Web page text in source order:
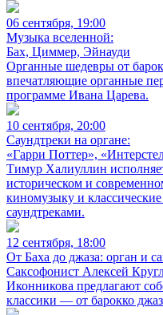
06 сентября, 19:00
Музыка вселенной:
Бах, Циммер, Эйнауди
Органные шедевры от
впечатляющие органные
программе Ивана Царева.
10 сентября, 20:00
Саундтреки на органе:
«Гарри Поттер»,
Тимур Халиуллин
историческом и
киномузыку и
саундтреками.
12 сентября, 18:00
От Баха до джаза: орган и
Саксофонист Алексей
Иконникова предлагают
классики — от барокко